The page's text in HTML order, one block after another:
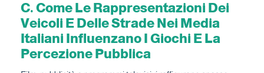
C. Come Le Rappresentazioni Dei
Veicoli E Delle Strade Nei Media
Italiani Influenzano I Giochi E La
Percezione Pubblica